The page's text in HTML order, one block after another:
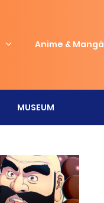
Anime & Mangá
MUSEUM